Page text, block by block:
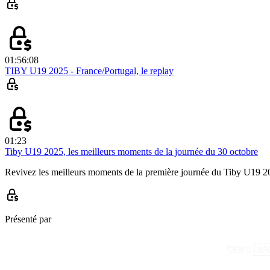
01:56:08
TIBY U19 2025 - France/Portugal, le replay
01:23
Tiby U19 2025, les meilleurs moments de la journée du 30 octobre
Revivez les meilleurs moments de la première journée du Tiby U19
Présenté par